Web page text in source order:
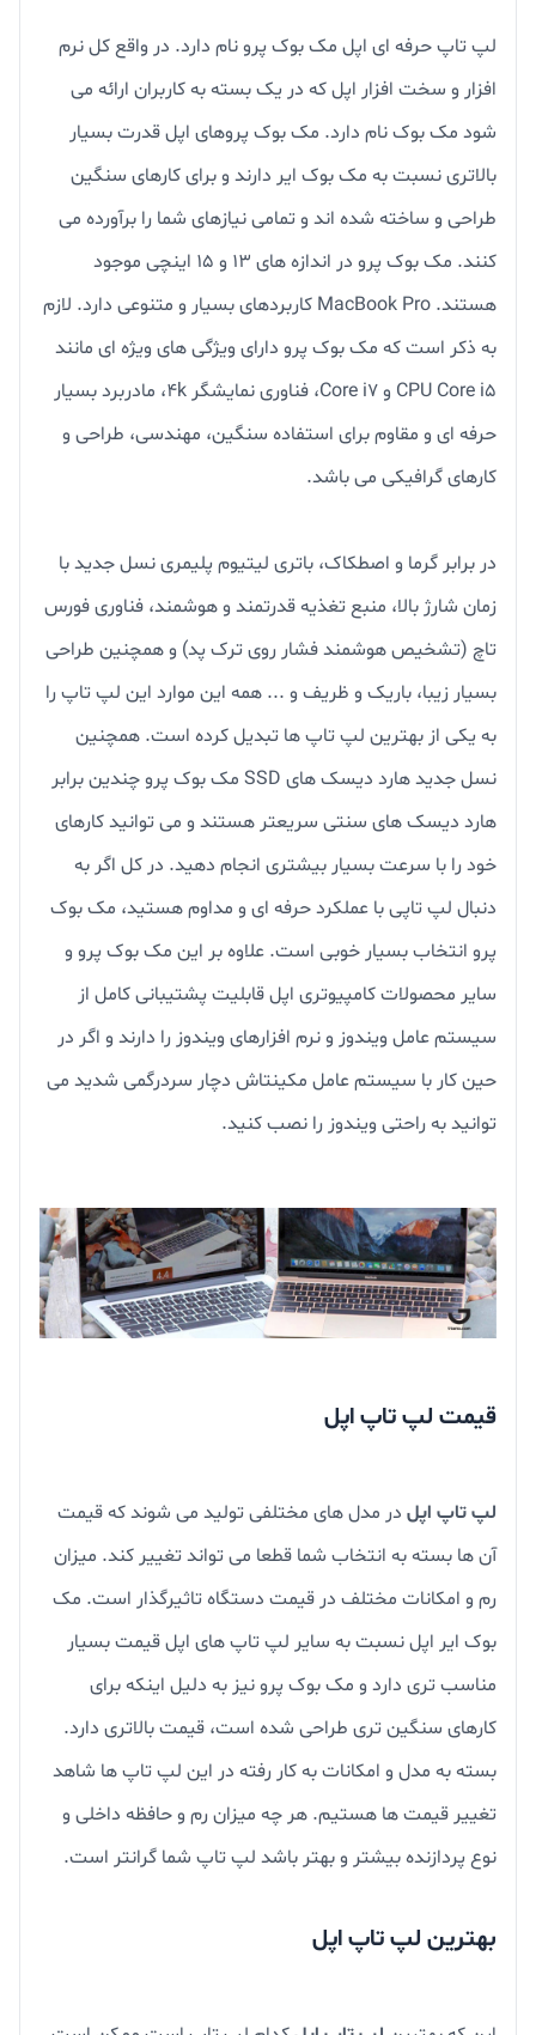
لپ تاپ حرفه ای اپل مک بوک پرو نام دارد. در واقع کل نرم
افزار و سخت افزار اپل که در یک بسته به کاربران ارائه می
شود مک بوک نام دارد. مک بوک پروهای اپل قدرت بسیار
بالاتری نسبت به مک بوک ایر دارند و برای کارهای سنگین
طراحی و ساخته شده اند و تمامی نیازهای شما را برآورده می
کنند. مک بوک پرو در اندازه های 13 و 15 اینچی موجود
هستند. MacBook Pro کاربردهای بسیار و متنوعی دارد. لازم
به ذکر است که مک بوک پرو دارای ویژگی های ویژه ای مانند
CPU Core i5 و Core i7، فناوری نمایشگر 4k، مادربرد بسیار
حرفه ای و مقاوم برای استفاده سنگین، مهندسی، طراحی و
کارهای گرافیکی می باشد.
در برابر گرما و اصطکاک، باتری لیتیوم پلیمری نسل جدید با
زمان شارژ بالا، منبع تغذیه قدرتمند و هوشمند، فناوری فورس
تاچ (تشخیص هوشمند فشار روی ترک پد) و همچنین طراحی
بسیار زیبا، باریک و ظریف و ... همه این موارد این لپ تاپ را
به یکی از بهترین لپ تاپ ها تبدیل کرده است. همچنین
نسل جدید هارد دیسک های SSD مک بوک پرو چندین برابر
هارد دیسک های سنتی سریعتر هستند و می توانید کارهای
خود را با سرعت بسیار بیشتری انجام دهید. در کل اگر به
دنبال لپ تاپی با عملکرد حرفه ای و مداوم هستید، مک بوک
پرو انتخاب بسیار خوبی است. علاوه بر این مک بوک پرو و
سایر محصولات کامپیوتری اپل قابلیت پشتیبانی کامل از
سیستم عامل ویندوز و نرم افزارهای ویندوز را دارند و اگر در
حین کار با سیستم عامل مکینتاش دچار سردرگمی شدید می
توانید به راحتی ویندوز را نصب کنید.
قیمت لپ تاپ اپل
لپ تاپ اپل در مدل های مختلفی تولید می شوند که قیمت
آن ها بسته به انتخاب شما قطعا می تواند تغییر کند. میزان
رم و امکانات مختلف در قیمت دستگاه تاثیرگذار است. مک
بوک ایر اپل نسبت به سایر لپ تاپ های اپل قیمت بسیار
مناسب تری دارد و مک بوک پرو نیز به دلیل اینکه برای
کارهای سنگین تری طراحی شده است، قیمت بالاتری دارد.
بسته به مدل و امکانات به کار رفته در این لپ تاپ ها شاهد
تغییر قیمت ها هستیم. هر چه میزان رم و حافظه داخلی و
نوع پردازنده بیشتر و بهتر باشد لپ تاپ شما گرانتر است.
بهترین لپ تاپ اپل